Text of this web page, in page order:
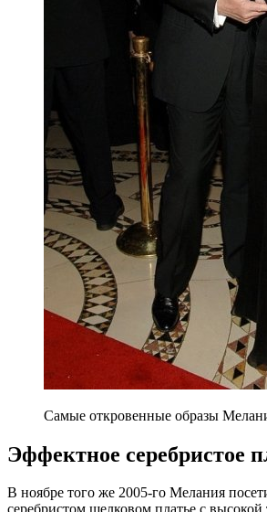
Самые откровенные образы
Эффектное серебристое
В ноябре того же 2005-го Мелания